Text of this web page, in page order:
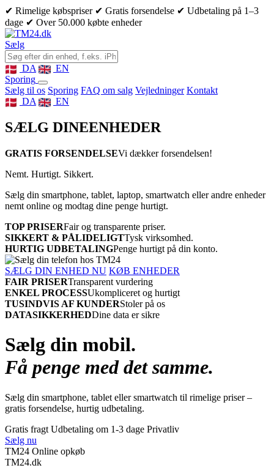
✔ Rimelige købspriser ✔ Gratis forsendelse ✔ Udbetaling på 1–3
dage ✔ Over 50.000 købte enheder
Sælg
DA
EN
Sporing
Sælg til os Sporing FAQ om salg Vejledninger Kontakt
DA
EN
SÆLG DINEENHEDER
GRATIS FORSENDELSEVi dækker forsendelsen!
Nemt. Hurtigt. Sikkert.
Sælg din smartphone, tablet, laptop, smartwatch eller andre enheder
nemt online og modtag dine penge hurtigt.
TOP PRISERFair og transparente priser.
SIKKERT & PÅLIDELIGTTysk virksomhed.
HURTIG UDBETALINGPenge hurtigt på din konto.
SÆLG DIN ENHED NU KØB ENHEDER
FAIR PRISERTransparent vurdering
ENKEL PROCESSUkompliceret og hurtigt
TUSINDVIS AF KUNDERStoler på os
DATASIKKERHEDDine data er sikre
Sælg din mobil.
Få penge med det samme.
Sælg din smartphone, tablet eller smartwatch til rimelige priser –
gratis forsendelse, hurtig udbetaling.
Gratis fragt Udbetaling om 1-3 dage Privatliv
Sælg nu
TM24 Online opkøb
TM24.dk